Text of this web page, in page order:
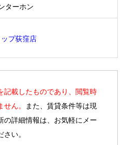
ターホン
プ荻窪店
記載したものであり、閲覧時
ん。
また、賃貸条件等は現
の詳細情報は、お気軽にメー
い。